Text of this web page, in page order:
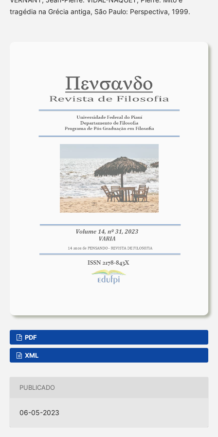
tragédia na Grécia antiga, São Paulo: Perspectiva, 1999.
PDF
XML
PUBLICADO
06-05-2023